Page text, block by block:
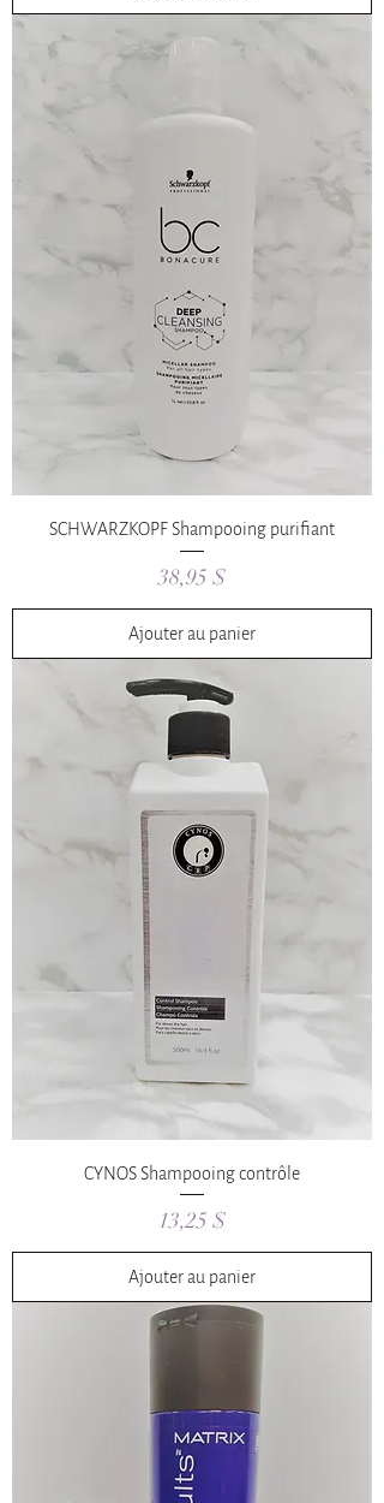
SCHWARZKOPF Shampooing purifiant
Prix
38,95 $
Ajouter au panier
CYNOS Shampooing contrôle
Prix
13,25 $
Ajouter au panier